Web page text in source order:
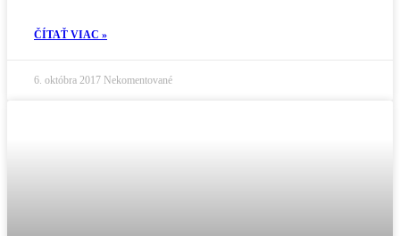
ČÍTAŤ VIAC »
6. októbra 2017 Nekomentované